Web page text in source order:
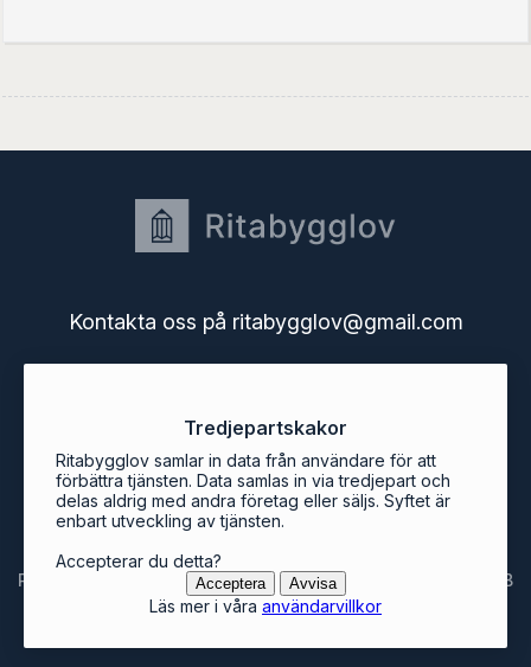
Tredjepartskakor
Ritabygglov samlar in data från användare för att
förbättra tjänsten. Data samlas in via tredjepart och
delas aldrig med andra företag eller säljs. Syftet är
enbart utveckling av tjänsten.
Accepterar du detta?
Acceptera Avvisa
Läs mer i våra användarvillkor
Kontakta oss på ritabygglov@gmail.com
Användarguide
Användarvillkor
Bygglov i Sveriges kommuner
Ritabygglovs blogg
Ritabygglov är en tjänst från Svenska Mjukvarukontoret AB